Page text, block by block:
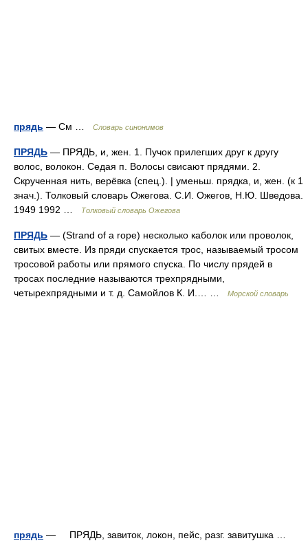
прядь — См … Словарь синонимов
ПРЯДЬ — ПРЯДЬ, и, жен. 1. Пучок прилегших друг к другу
волос, волокон. Седая п. Волосы свисают прядями. 2.
Скрученная нить, верёвка (спец.). | уменьш. прядка, и, жен. (к 1
знач.). Толковый словарь Ожегова. С.И. Ожегов, Н.Ю. Шведова.
1949 1992 …
Толковый словарь Ожегова
ПРЯДЬ — (Strand of a rope) несколько каболок или проволок,
свитых вместе. Из пряди спускается трос, называемый тросом
тросовой работы или прямого спуска. По числу прядей в
тросах последние называются трехпрядными,
четырехпрядными и т. д. Самойлов К. И.… …
Морской словарь
прядь — ПРЯДЬ, завиток, локон, пейс, разг. завитушка …